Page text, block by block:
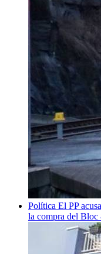
Política El PP
la compra del Bloc